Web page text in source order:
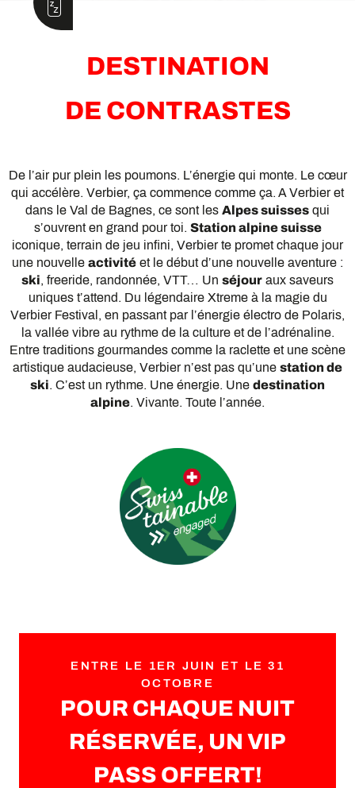
DESTINATION
DE CONTRASTES
De l’air pur plein les poumons. L’énergie qui monte. Le cœur
qui accélère. Verbier, ça commence comme ça. A Verbier et
dans le Val de Bagnes, ce sont les Alpes suisses qui
s’ouvrent en grand pour toi. Station alpine suisse
iconique, terrain de jeu infini, Verbier te promet chaque jour
une nouvelle activité et le début d’une nouvelle aventure :
ski, freeride, randonnée, VTT… Un séjour aux saveurs
uniques t’attend. Du légendaire Xtreme à la magie du
Verbier Festival, en passant par l’énergie électro de Polaris,
la vallée vibre au rythme de la culture et de l’adrénaline.
Entre traditions gourmandes comme la raclette et une scène
artistique audacieuse, Verbier n’est pas qu’une station de
ski. C’est un rythme. Une énergie. Une destination
alpine. Vivante. Toute l’année.
ENTRE LE 1ER JUIN ET LE 31
OCTOBRE
POUR CHAQUE NUIT
RÉSERVÉE, UN VIP
PASS OFFERT!